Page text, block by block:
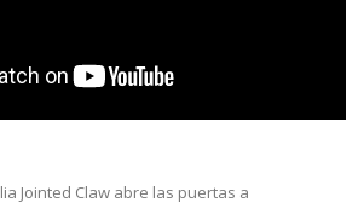
Jointed Claw abre las puertas a